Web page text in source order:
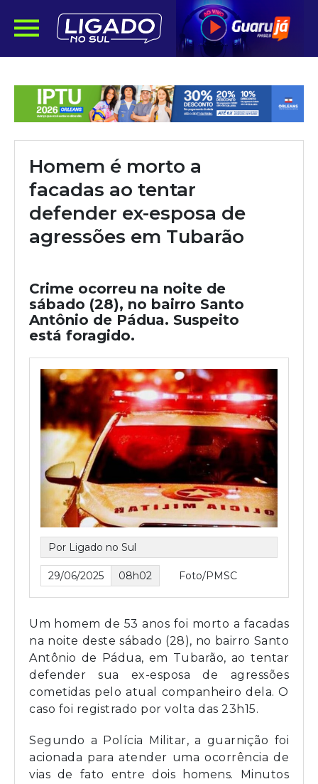
Homem é morto a
facadas ao tentar
defender ex-esposa de
agressões em Tubarão
Crime ocorreu na noite de
sábado (28), no bairro Santo
Antônio de Pádua. Suspeito
está foragido.
Por Ligado no Sul
29/06/2025 08h02 Foto/PMSC
Um homem de 53 anos foi morto a facadas
na noite deste sábado (28), no bairro Santo
Antônio de Pádua, em Tubarão, ao tentar
defender sua ex-esposa de agressões
cometidas pelo atual companheiro dela. O
caso foi registrado por volta das 23h15.
Segundo a Polícia Militar, a guarnição foi
acionada para atender uma ocorrência de
vias de fato entre dois homens. Minutos